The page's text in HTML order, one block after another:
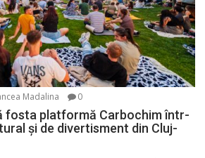
Madalina 0
fosta platformă Carbochim într-
și de divertisment din Cluj-